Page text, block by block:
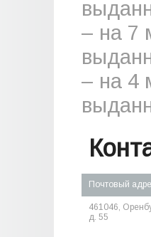
– на 7
– на 4
Почтовый
461046,
д. 55